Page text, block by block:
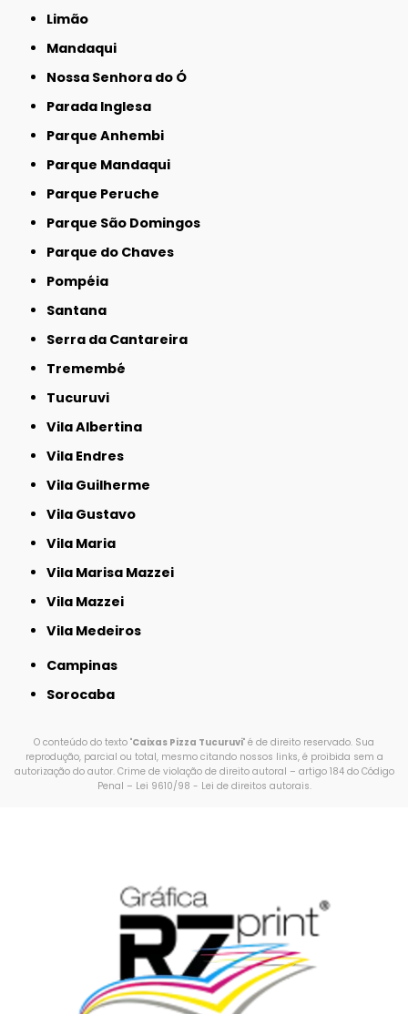
Limão
Mandaqui
Nossa Senhora do Ó
Parada Inglesa
Parque Anhembi
Parque Mandaqui
Parque Peruche
Parque São Domingos
Parque do Chaves
Pompéia
Santana
Serra da Cantareira
Tremembé
Tucuruvi
Vila Albertina
Vila Endres
Vila Guilherme
Vila Gustavo
Vila Maria
Vila Marisa Mazzei
Vila Mazzei
Vila Medeiros
Campinas
Sorocaba
O conteúdo do texto "Caixas Pizza Tucuruvi" é de direito reservado. Sua
reprodução, parcial ou total, mesmo citando nossos links, é proibida sem a
autorização do autor. Crime de violação de direito autoral – artigo 184 do Código
Penal – Lei 9610/98 - Lei de direitos autorais.